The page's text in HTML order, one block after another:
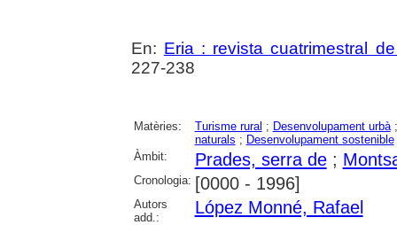
En: Eria : revista cuatrimestral
227-238
Matèries: Turisme rural ; Desenvolupament urbà
naturals ; Desenvolupament sostenible
Àmbit:
Prades, serra de;
Cronologia: [0000 - 1996]
Autors
add.:
López Monné, Rafael